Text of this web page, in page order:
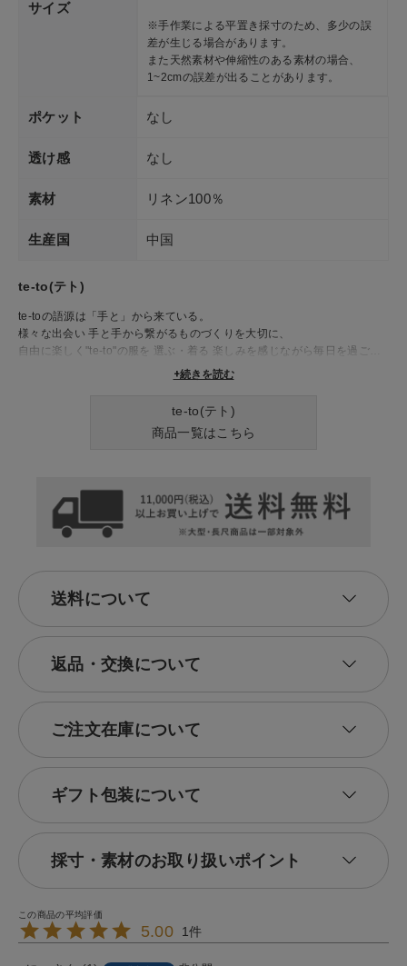
サイズ
※手作業による平置き採寸のため、多少の誤
差が生じる場合があります。
また天然素材や伸縮性のある素材の場合、
1~2cmの誤差が出ることがあります。
ポケット なし
透け感 なし
素材 リネン100％
生産国 中国
te-to(テト)
te-toの語源は「手と」から来ている。
様々な出会い 手と手から繋がるものづくりを大切に、
自由に楽しく"te-to"の服を 選ぶ・着る 楽しみを感じながら毎日を過ごし
+続きを読む
te-to(テト)
商品一覧はこちら
送料について
返品・交換について
ご注文在庫について
ギフト包装について
採寸・素材のお取り扱いポイント
5.00 1